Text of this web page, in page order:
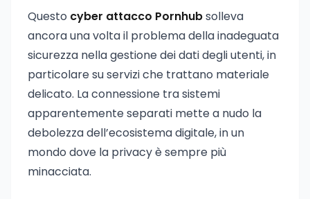
Questo cyber attacco Pornhubsolleva
ancora una volta il problema della inadeguata
sicurezza nella gestione dei dati degli utenti, in
particolare su servizi che trattano materiale
delicato. La connessione tra sistemi
apparentemente separati mette a nudo la
debolezza dell’ecosistema digitale, in un
mondo dove la privacy è sempre più
minacciata.